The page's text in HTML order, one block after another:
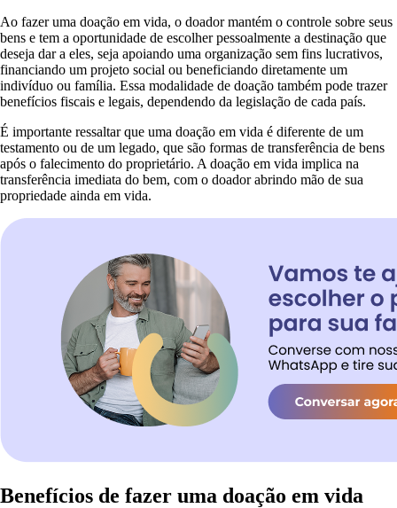
Ao fazer uma doação em vida, o doador mantém o controle sobre seus
bens e tem a oportunidade de escolher pessoalmente a destinação que
deseja dar a eles, seja apoiando uma organização sem fins lucrativos,
financiando um projeto social ou beneficiando diretamente um
indivíduo ou família. Essa modalidade de doação também pode trazer
benefícios fiscais e legais, dependendo da legislação de cada país.
É importante ressaltar que uma doação em vida é diferente de um
testamento ou de um legado, que são formas de transferência de bens
após o falecimento do proprietário. A doação em vida implica na
transferência imediata do bem, com o doador abrindo mão de sua
propriedade ainda em vida.
Benefícios de fazer uma doação em vida